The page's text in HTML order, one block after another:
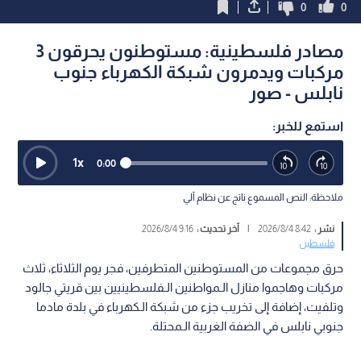
0
0
مصادر فلسطينية: مستوطنون يحرقون 3
مركبات ويدمرون شبكة الكهرباء جنوب
نابلس - صور
استمع للخبر:
0:00
1x
ملاحظة: النص المسموع ناتج عن نظام آلي
نشر :8:42 2026/8/4 آخر تحديث :9:16 2026/8/4
فلسطين
حرق مجموعات من المستوطنين المتطرفين، فجر يوم الثلاثاء، ثلاث
مركبات وهاجموا منازل الـمواطنين الـفلسطينيين بين قريتي جالود
وتلفيت، إضافة إلى تخريب جزء من شبكة الـكهرباء في بلدة مادما
جنوبي نابلس في الضفة الغربية الـمحتلة.